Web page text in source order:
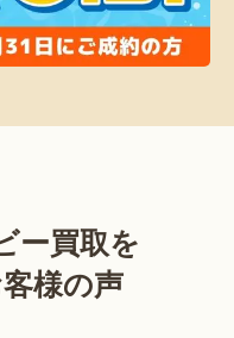
ー買取を
様の声